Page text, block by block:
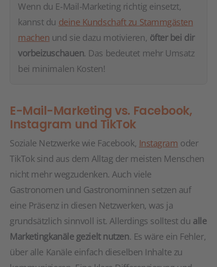
Wenn du E-Mail-Marketing richtig einsetzt,
kannst du deine Kundschaft zu Stammgästen
machen und sie dazu motivieren, öfter bei dir
vorbeizuschauen. Das bedeutet mehr Umsatz
bei minimalen Kosten!
E-Mail-Marketing vs. Facebook,
Instagram und TikTok
Soziale Netzwerke wie Facebook, Instagram oder
TikTok sind aus dem Alltag der meisten Menschen
nicht mehr wegzudenken. Auch viele
Gastronomen und Gastronominnen setzen auf
eine Präsenz in diesen Netzwerken, was ja
grundsätzlich sinnvoll ist. Allerdings solltest du alle
Marketingkanäle gezielt nutzen. Es wäre ein Fehler,
über alle Kanäle einfach dieselben Inhalte zu